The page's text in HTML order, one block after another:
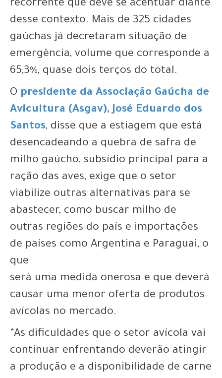
recorrente que deve se acentuar diante
desse contexto. Mais de 325 cidades
gaúchas já decretaram situação de
emergência, volume que corresponde a
65,3%, quase dois terços do total.
O presidente da Associação Gaúcha de
Avicultura (Asgav), José Eduardo dos
Santos, disse que a estiagem que está
desencadeando a quebra de safra de
milho gaúcho, subsídio principal para a
ração das aves, exige que o setor
viabilize outras alternativas para se
abastecer, como buscar milho de
outras regiões do país e importações
de países como Argentina e Paraguai, o
que
será uma medida onerosa e que deverá
causar uma menor oferta de produtos
avícolas no mercado.
“As dificuldades que o setor avícola vai
continuar enfrentando deverão atingir
a produção e a disponibilidade de carne